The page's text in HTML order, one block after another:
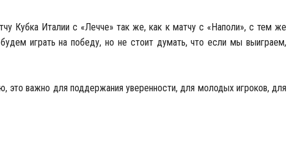
Кубка Италии с «Лечче» так же, как к матчу с «Наполи», с тем же
играть на победу, но не стоит думать, что если мы выиграем,
важно для поддержания уверенности, для молодых игроков, для